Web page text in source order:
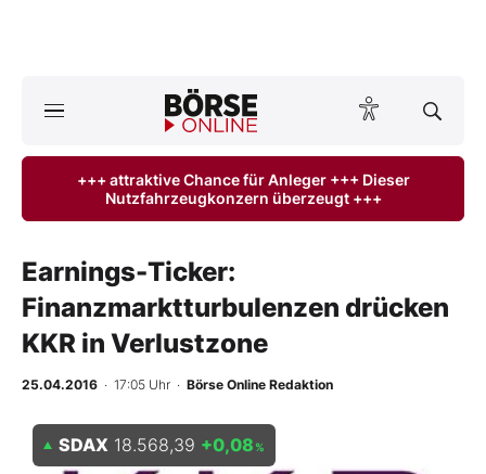
ktuelle Ausgabe BÖRSE ONLINE lesen
Anlageprodukte
Finanz-Check
+++ attraktive Chance für Anleger +++ Dieser
Nutzfahrzeugkonzern überzeugt +++
Earnings-Ticker:
Finanzmarktturbulenzen drücken
KKR in Verlustzone
25.04.2016 · 17:05 Uhr · Börse Online Redaktion
SDAX 18.568,39 +0,08 %